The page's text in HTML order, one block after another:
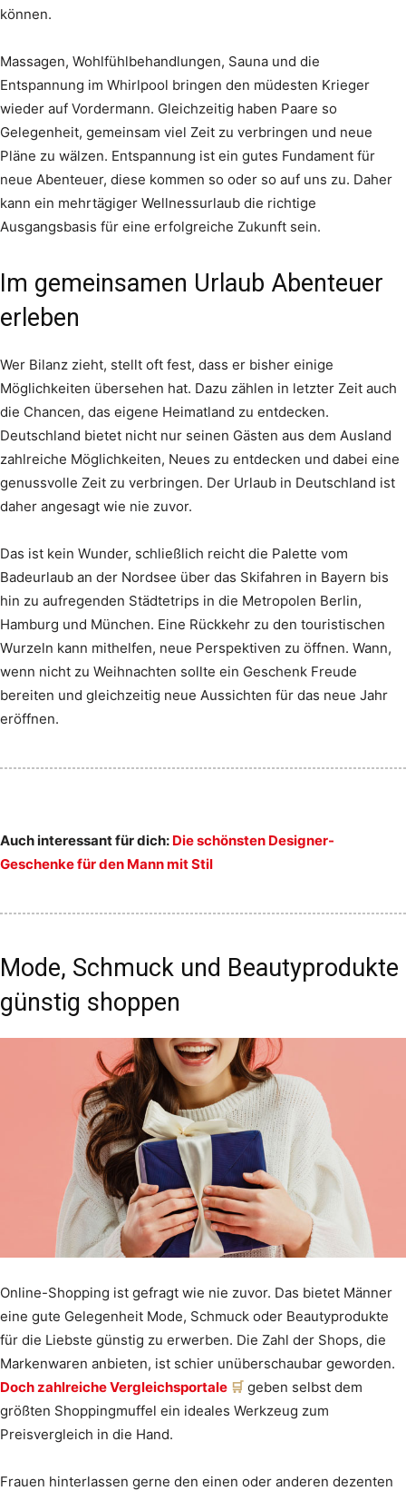
können.
Massagen, Wohlfühlbehandlungen, Sauna und die
Entspannung im Whirlpool bringen den müdesten Krieger
wieder auf Vordermann. Gleichzeitig haben Paare so
Gelegenheit, gemeinsam viel Zeit zu verbringen und neue
Pläne zu wälzen. Entspannung ist ein gutes Fundament für
neue Abenteuer, diese kommen so oder so auf uns zu. Daher
kann ein mehrtägiger Wellnessurlaub die richtige
Ausgangsbasis für eine erfolgreiche Zukunft sein.
Im gemeinsamen Urlaub Abenteuer
erleben
Wer Bilanz zieht, stellt oft fest, dass er bisher einige
Möglichkeiten übersehen hat. Dazu zählen in letzter Zeit auch
die Chancen, das eigene Heimatland zu entdecken.
Deutschland bietet nicht nur seinen Gästen aus dem Ausland
zahlreiche Möglichkeiten, Neues zu entdecken und dabei eine
genussvolle Zeit zu verbringen. Der Urlaub in Deutschland ist
daher angesagt wie nie zuvor.
Das ist kein Wunder, schließlich reicht die Palette vom
Badeurlaub an der Nordsee über das Skifahren in Bayern bis
hin zu aufregenden Städtetrips in die Metropolen Berlin,
Hamburg und München. Eine Rückkehr zu den touristischen
Wurzeln kann mithelfen, neue Perspektiven zu öffnen. Wann,
wenn nicht zu Weihnachten sollte ein Geschenk Freude
bereiten und gleichzeitig neue Aussichten für das neue Jahr
eröffnen.
Auch interessant für dich: Die schönsten Designer-
Geschenke für den Mann mit Stil
Mode, Schmuck und Beautyprodukte
günstig shoppen
Online-Shopping ist gefragt wie nie zuvor. Das bietet Männer
eine gute Gelegenheit Mode, Schmuck oder Beautyprodukte
für die Liebste günstig zu erwerben. Die Zahl der Shops, die
Markenwaren anbieten, ist schier unüberschaubar geworden.
Doch zahlreiche Vergleichsportale
geben selbst dem
größten Shoppingmuffel ein ideales Werkzeug zum
Preisvergleich in die Hand.
Frauen hinterlassen gerne den einen oder anderen dezenten